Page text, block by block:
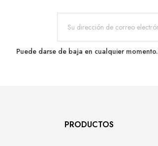
Puede darse de baja en cualquier
PRODUCTOS